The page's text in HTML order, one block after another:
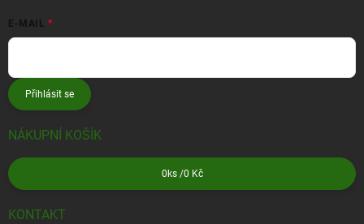
E-MAIL
Přihlásit se
NÁKUPNÍ KOŠÍK
0 ks /0 Kč
KONTAKT